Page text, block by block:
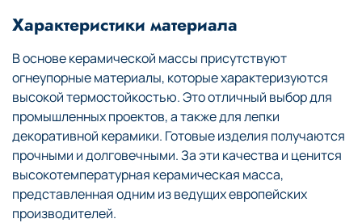
Характеристики материала
В основе керамической массы присутствуют
огнеупорные материалы, которые характеризуются
высокой термостойкостью. Это отличный выбор для
промышленных проектов, а также для лепки
декоративной керамики. Готовые изделия получаются
прочными и долговечными. За эти качества и ценится
высокотемпературная керамическая масса,
представленная одним из ведущих европейских
производителей.